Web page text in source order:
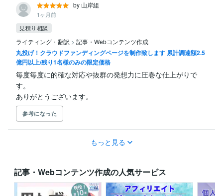
by 山岸組
1ヶ月前
見積り相談
ライティング・翻訳 > 記事・Webコンテンツ作成
丸投げ！クラウドファンディングページを制作致します 累計調達額2.5
億円以上/残り1名様のみの限定価格
毎度毎度に的確な対応や抜群の発想力に圧巻な仕上がりで
す。
ありがとうございます。
参考になった
もっと見る
記事・Webコンテンツ作成の人気サービス